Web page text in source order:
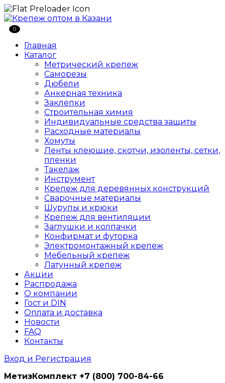
0
Главная
Каталог
Метрический крепеж
Саморезы
Дюбели
Анкерная техника
Заклепки
Строительная химия
Индивидуальные средства защиты
Расходные материалы
Хомуты
Ленты клеющие, скотчи, изоленты, сетки,
пленки
Такелаж
Инструмент
Крепеж для деревянных конструкций
Сварочные материалы
Шурупы и крюки
Крепеж для вентиляции
Заглушки и колпачки
Конфирмат и футорка
Электромонтажный крепеж
Мебельный крепеж
Латунный крепеж
Акции
Распродажа
О компании
Гост и DIN
Оплата и доставка
Новости
FAQ
Контакты
Вход и Регистрация
МетизКомплект +7 (800) 700-84-66